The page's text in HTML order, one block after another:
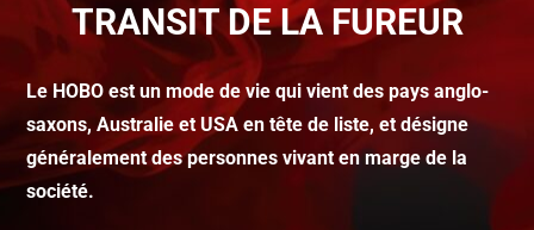
TRANSIT DE LA FUREUR
Le HOBO est un mode de vie qui vient des pays anglo-
saxons, Australie et USA en tête de liste, et désigne
généralement des personnes vivant en marge de la
société.